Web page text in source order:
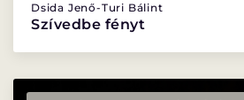
MENTOROK
Dsida Jenő-Turi Bálint
Szívedbe fényt